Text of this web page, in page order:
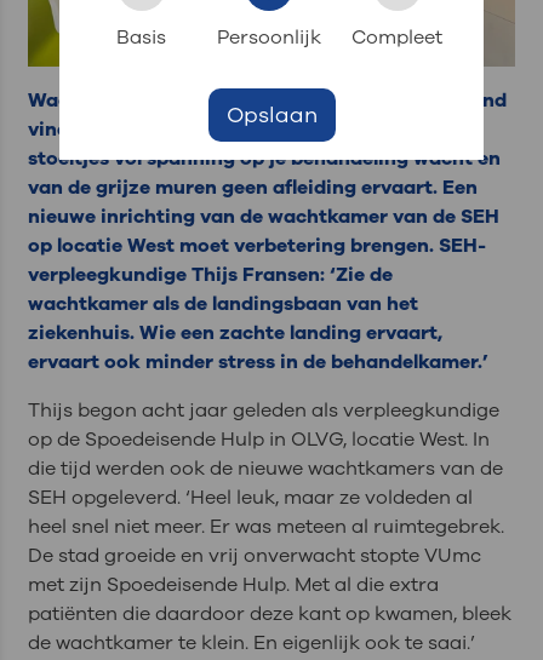
Wachten op de Spoedeisende Hulp (SEH): niemand
vindt het leuk. Zeker niet als je op harde, plastic
stoeltjes vol spanning op je behandeling wacht en
van de grijze muren geen afleiding ervaart. Een
nieuwe inrichting van de wachtkamer van de SEH
op locatie West moet verbetering brengen. SEH-
verpleegkundige Thijs Fransen: ‘Zie de
wachtkamer als de landingsbaan van het
ziekenhuis. Wie een zachte landing ervaart,
ervaart ook minder stress in de behandelkamer.’
Thijs begon acht jaar geleden als verpleegkundige
op de Spoedeisende Hulp in OLVG, locatie West. In
die tijd werden ook de nieuwe wachtkamers van de
SEH opgeleverd. ‘Heel leuk, maar ze voldeden al
heel snel niet meer. Er was meteen al ruimtegebrek.
De stad groeide en vrij onverwacht stopte VUmc
met zijn Spoedeisende Hulp. Met al die extra
patiënten die daardoor deze kant op kwamen, bleek
de wachtkamer te klein. En eigenlijk ook te saai.’
Basis Persoonlijk Compleet
Opslaan